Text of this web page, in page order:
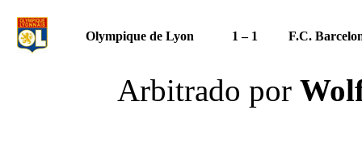
Olympique de Lyon 1 – 1 F.C.
Arbitrado por